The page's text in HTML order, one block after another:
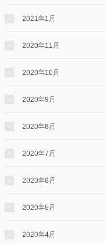
2021年1月
2020年11月
2020年10月
2020年9月
2020年8月
2020年7月
2020年6月
2020年5月
2020年4月